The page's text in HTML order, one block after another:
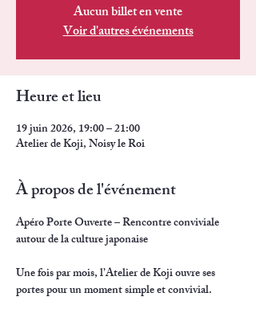
Aucun billet en vente
Voir d'autres événements
Heure et lieu
19 juin 2026, 19:00 – 21:00
Atelier de Koji, Noisy le Roi
À propos de l'événement
Apéro Porte Ouverte – Rencontre conviviale
autour de la culture japonaise
Une fois par mois, l’Atelier de Koji ouvre ses
portes pour un moment simple et convivial.